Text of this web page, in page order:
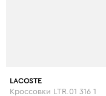
LACOSTE
Кроссовки LTR.01 316 1